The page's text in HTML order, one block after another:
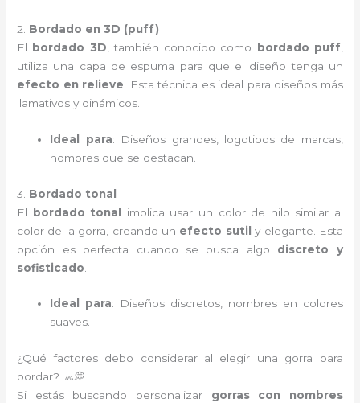
2. Bordado en 3D (puff)
El
bordado 3D , también conocido como bordado puff,
utiliza una capa de espuma para que el diseño tenga un
efecto en relieve . Esta técnica es ideal para diseños más
llamativos y dinámicos.
Ideal para: Diseños grandes, logotipos de marcas,
nombres que se destacan.
3. Bordado tonal
El bordado tonal implica usar un color de hilo similar al
color de la gorra, creando un efecto sutil y elegante. Esta
opción es perfecta cuando se busca algo discreto y
sofisticado
Ideal para: Diseños discretos, nombres en colores
suaves.
¿Qué factores debo considerar al elegir una gorra para
bordar? 🧢💭
Si estás buscando personalizar gorras con nombres